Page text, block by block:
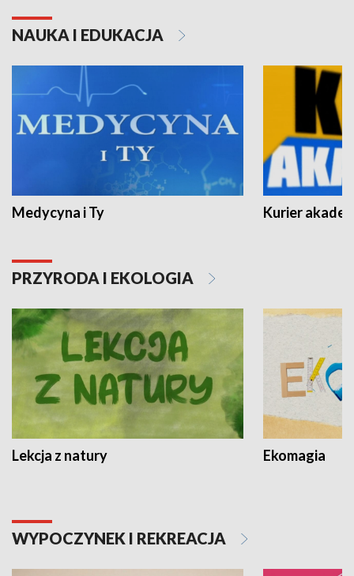
NAUKA I EDUKACJA
Medycyna i Ty Kurier
PRZYRODA I EKOLOGIA
Lekcja z natury Ekomagia
WYPOCZYNEK I REKREACJA